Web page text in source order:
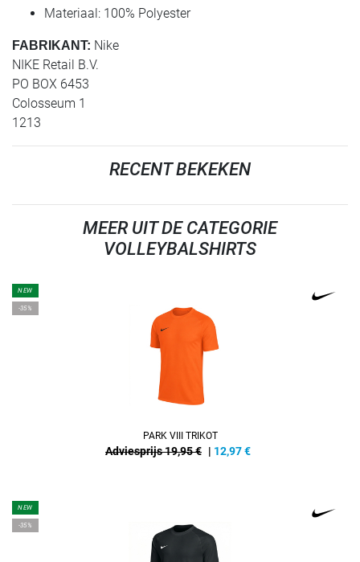
Materiaal: 100% Polyester
FABRIKANT: Nike
NIKE Retail B.V.
PO BOX 6453
Colosseum 1
1213
RECENT BEKEKEN
MEER UIT DE CATEGORIE
VOLLEYBALSHIRTS
NEW
-35%
PARK VIII TRIKOT
Adviesprijs 19,95 € | 12,97€
NEW
-35%